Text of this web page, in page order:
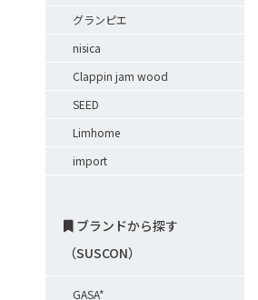
グランピエ
nisica
Clappin jam wood
SEED
Limhome
import
ブランドから探す
（SUSCON）
GASA*